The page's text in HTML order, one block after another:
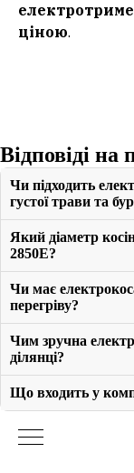
ціною.
Відповіді на
Чи підходить
густої трави та
Який діаметр
2850E?
Чи має
перегріву?
Чим зручна
ділянці?
Що входить у